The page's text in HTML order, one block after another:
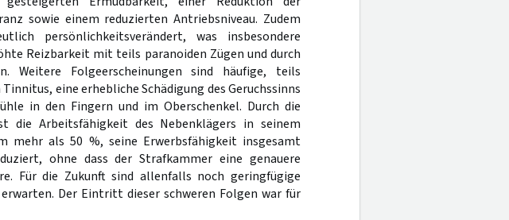
sowie einem reduzierten Antriebsniveau. Zudem
persönlichkeitsverändert, was insbesondere
Reizbarkeit mit teils paranoiden Zügen und durch
Weitere Folgeerscheinungen sind häufige, teils
eine erhebliche Schädigung des Geruchssinns
in den Fingern und im Oberschenkel. Durch die
die Arbeitsfähigkeit des Nebenklägers in seinem
mehr als 50 %, seine Erwerbsfähigkeit insgesamt
ohne dass der Strafkammer eine genauere
Für die Zukunft sind allenfalls noch geringfügige
Der Eintritt dieser schweren Folgen war für